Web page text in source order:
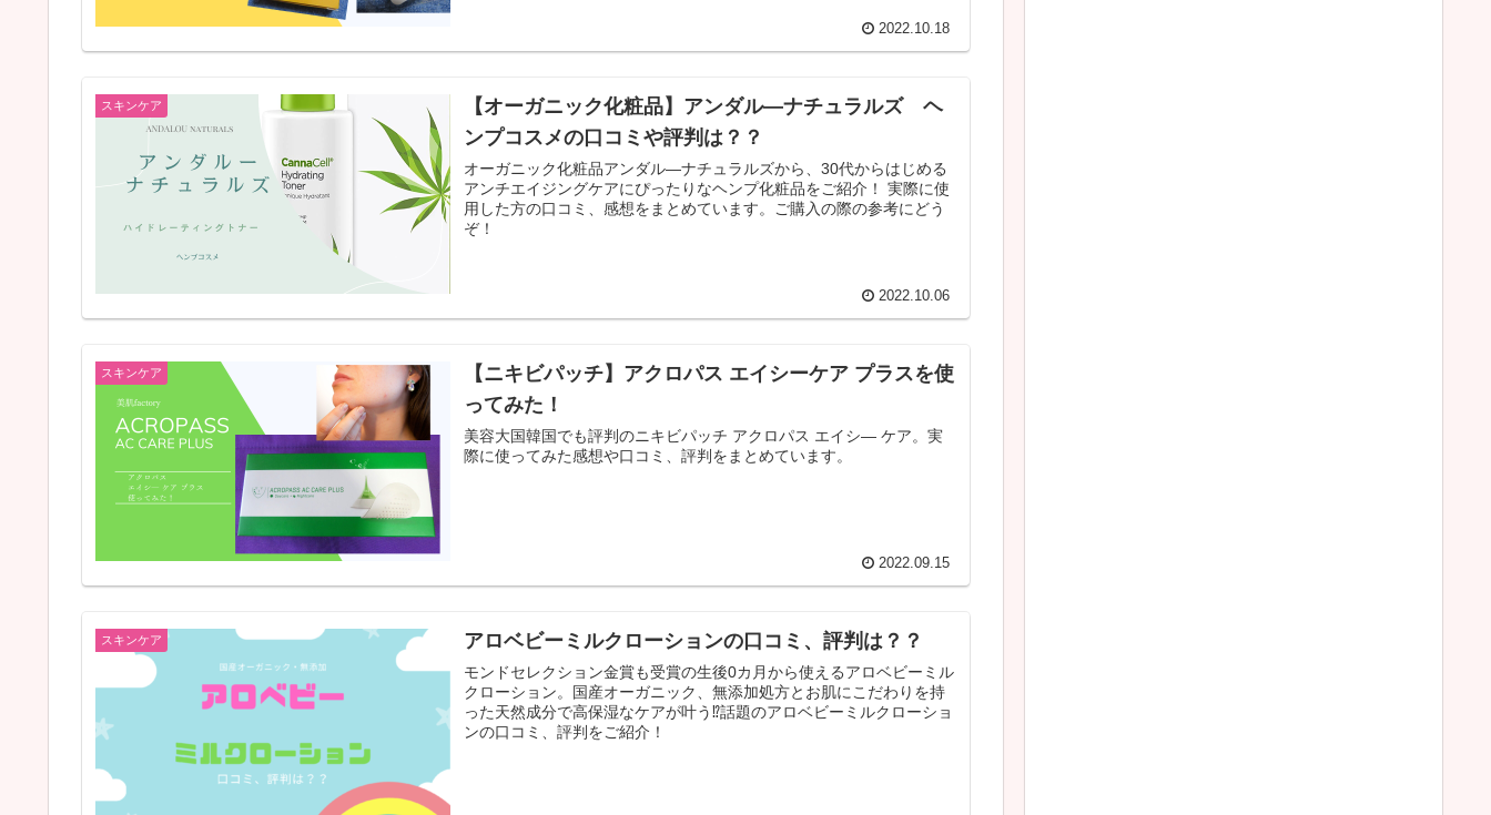
2022.10.18
スキンケア
【オーガニック化粧品】アンダル―ナチュラルズ ヘ
ンプコスメの口コミや評判は？？
オーガニック化粧品アンダル―ナチュラルズから、30代からはじめる
アンチエイジングケアにぴったりなヘンプ化粧品をご紹介！ 実際に使
用した方の口コミ、感想をまとめています。ご購入の際の参考にどう
ぞ！
2022.10.06
スキンケア
【ニキビパッチ】アクロパス エイシーケア プラスを使
ってみた！
美容大国韓国でも評判のニキビパッチ アクロパス エイシ― ケア。実
際に使ってみた感想や口コミ、評判をまとめています。
2022.09.15
スキンケア アロベビーミルクローションの口コミ、評判は？？
モンドセレクション金賞も受賞の生後0カ月から使えるアロベビーミル
クローション。国産オーガニック、無添加処方とお肌にこだわりを持
った天然成分で高保湿なケアが叶う⁉話題のアロベビーミルクローショ
ンの口コミ、評判をご紹介！